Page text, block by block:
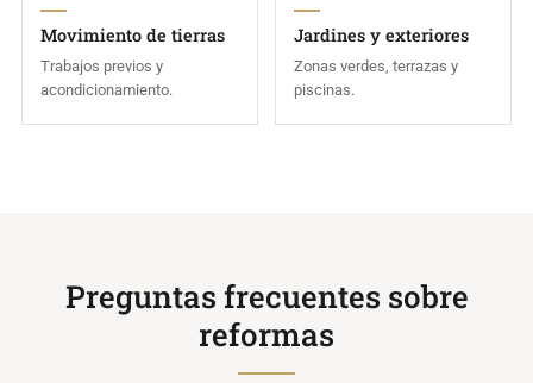
Movimiento de tierras
Trabajos previos y
acondicionamiento.
Jardines y exteriores
Zonas verdes, terrazas y
piscinas.
Preguntas frecuentes sobre
reformas